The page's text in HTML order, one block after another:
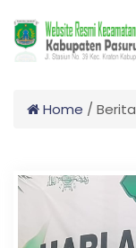
Home / Berita